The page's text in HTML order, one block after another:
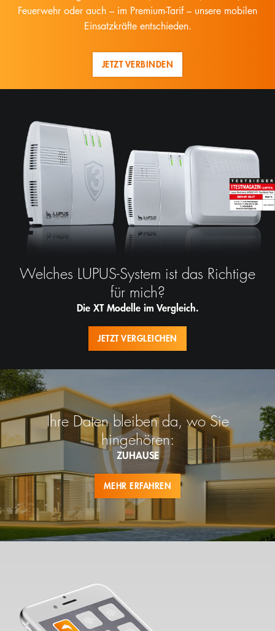
Feuerwehr oder auch – im Premium-Tarif – unsere mobilen
Einsatzkräfte entschieden.
JETZT VERBINDEN
Welches LUPUS-System ist das Richtige
für mich?
Die XT Modelle im Vergleich.
JETZT VERGLEICHEN
Ihre Daten bleiben da, wo Sie
hingehören:
ZUHAUSE
MEHR ERFAHREN
Gerät einrichten